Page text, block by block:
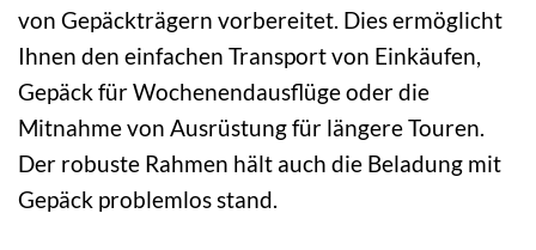
von Gepäckträgern vorbereitet. Dies ermöglicht
Ihnen den einfachen Transport von Einkäufen,
Gepäck für Wochenendausflüge oder die
Mitnahme von Ausrüstung für längere Touren.
Der robuste Rahmen hält auch die Beladung mit
Gepäck problemlos stand.